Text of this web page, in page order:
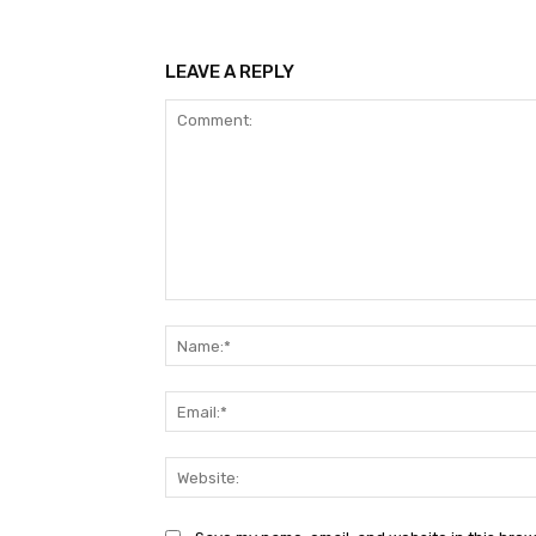
LEAVE A REPLY